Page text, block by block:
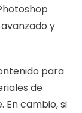
y
para
de
En cambio, si